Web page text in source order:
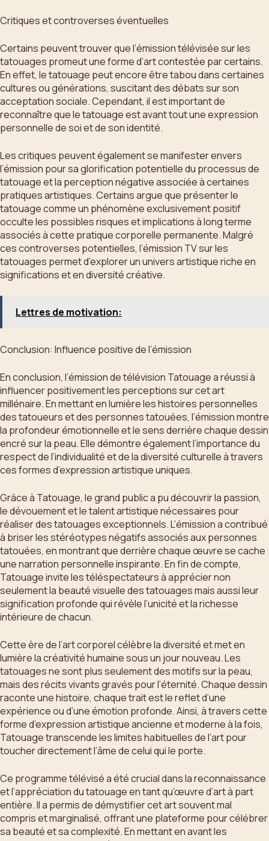
Critiques et controverses éventuelles
Certains peuvent trouver que l’émission télévisée sur les
tatouages promeut une forme d’art contestée par certains.
En effet, le tatouage peut encore être tabou dans certaines
cultures ou générations, suscitant des débats sur son
acceptation sociale. Cependant, il est important de
reconnaître que le tatouage est avant tout une expression
personnelle de soi et de son identité.
Les critiques peuvent également se manifester envers
l’émission pour sa glorification potentielle du processus de
tatouage et la perception négative associée à certaines
pratiques artistiques. Certains argue que présenter le
tatouage comme un phénomène exclusivement positif
occulte les possibles risques et implications à long terme
associés à cette pratique corporelle permanente. Malgré
ces controverses potentielles, l’émission TV sur les
tatouages permet d’explorer un univers artistique riche en
significations et en diversité créative.
Lettres de motivation:
Conclusion: Influence positive de l’émission
En conclusion, l’émission de télévision Tatouage a réussi à
influencer positivement les perceptions sur cet art
millénaire. En mettant en lumière les histoires personnelles
des tatoueurs et des personnes tatouées, l’émission montre
la profondeur émotionnelle et le sens derrière chaque dessin
encré sur la peau. Elle démontre également l’importance du
respect de l’individualité et de la diversité culturelle à travers
ces formes d’expression artistique uniques.
Grâce à Tatouage, le grand public a pu découvrir la passion,
le dévouement et le talent artistique nécessaires pour
réaliser des tatouages exceptionnels. L’émission a contribué
à briser les stéréotypes négatifs associés aux personnes
tatouées, en montrant que derrière chaque œuvre se cache
une narration personnelle inspirante. En fin de compte,
Tatouage invite les téléspectateurs à apprécier non
seulement la beauté visuelle des tatouages mais aussi leur
signification profonde qui révèle l’unicité et la richesse
intérieure de chacun.
Cette ère de l’art corporel célèbre la diversité et met en
lumière la créativité humaine sous un jour nouveau. Les
tatouages ne sont plus seulement des motifs sur la peau,
mais des récits vivants gravés pour l’éternité. Chaque dessin
raconte une histoire, chaque trait est le reflet d’une
expérience ou d’une émotion profonde. Ainsi, à travers cette
forme d’expression artistique ancienne et moderne à la fois,
Tatouage transcende les limites habituelles de l’art pour
toucher directement l’âme de celui qui le porte.
Ce programme télévisé a été crucial dans la reconnaissance
et l’appréciation du tatouage en tant qu’œuvre d’art à part
entière. Il a permis de démystifier cet art souvent mal
compris et marginalisé, offrant une plateforme pour célébrer
sa beauté et sa complexité. En mettant en avant les